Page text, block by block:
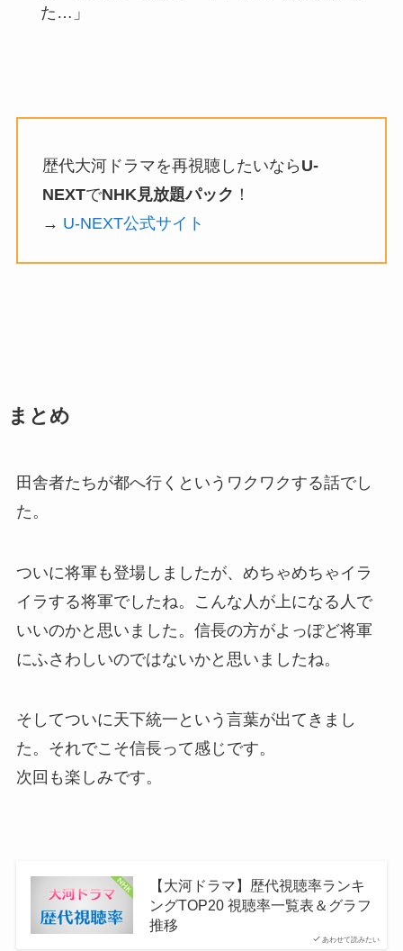
た…」
歴代大河ドラマを再視聴したいなら U-
NEXTでNHK見放題パック ！
→ U-NEXT公式サイト
まとめ
田舎者たちが都へ行くというワクワクする話でし
た。
ついに将軍も登場しましたが、めちゃめちゃイラ
イラする将軍でしたね。こんな人が上になる人で
いいのかと思いました。信長の方がよっぽど将軍
にふさわしいのではないかと思いましたね。
そしてついに天下統一という言葉が出てきまし
た。それでこそ信長って感じです。
次回も楽しみです。
あわせて読みたい
【大河ドラマ】歴代視聴率ランキ
ングTOP20 視聴率一覧表＆グラフ
推移